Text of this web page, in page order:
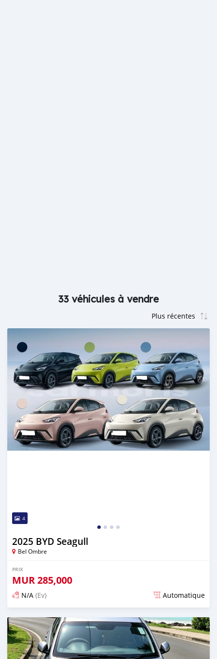
33 véhicules à vendre
4
2025 BYD Seagull
Bel Ombre
PRIX
MUR285,000
N/A (Ev) Automatique
Publié il y a 11 jours